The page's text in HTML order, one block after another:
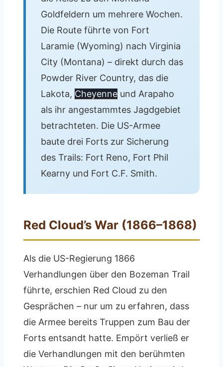
Goldfeldern um mehrere Wochen.
Die Route führte von Fort
Laramie (Wyoming) nach Virginia
City (Montana) – direkt durch das
Powder River Country, das die
Lakota, Cheyenne und Arapaho
als ihr angestammtes Jagdgebiet
betrachteten. Die US-Armee
baute drei Forts zur Sicherung
des Trails: Fort Reno, Fort Phil
Kearny und Fort C.F. Smith.
Red Cloud’s War (1866–1868)
Als die US-Regierung 1866
Verhandlungen über den Bozeman Trail
führte, erschien Red Cloud zu den
Gesprächen – nur um zu erfahren, dass
die Armee bereits Truppen zum Bau der
Forts entsandt hatte. Empört verließ er
die Verhandlungen mit den berühmten